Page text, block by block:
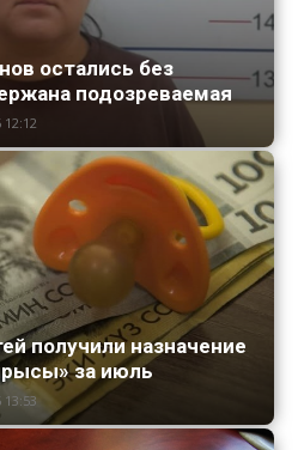
остались без
подозреваемая
12:12
получили назначение
за июль
13:53